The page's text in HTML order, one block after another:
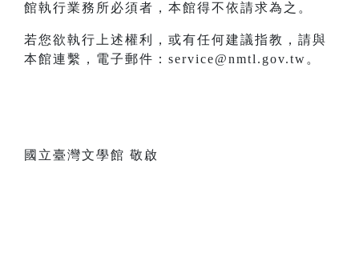
館執行業務所必須者，本館得不依請求為之。
若您欲執行上述權利，或有任何建議指教，請與
本館連繫，電子郵件：service@nmtl.gov.tw。
國立臺灣文學館 敬啟